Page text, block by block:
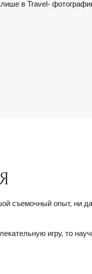
в Travel-
съемочный опыт, ни
игру, то